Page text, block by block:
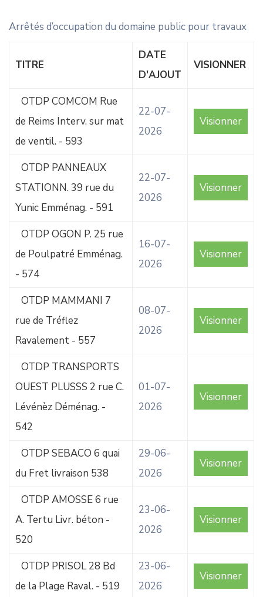
Arrêtés d’occupation du domaine public pour travaux
TITRE
DATE
D'AJOUT
VISIONNER
OTDP COMCOM Rue
de Reims Interv. sur mat
de ventil. - 593
22-07-
2026
Visionner
OTDP PANNEAUX
STATIONN. 39 rue du
Yunic Emménag. - 591
22-07-
2026
Visionner
OTDP OGON P. 25 rue
de Poulpatré Emménag.
- 574
16-07-
2026
Visionner
OTDP MAMMANI 7
rue de Tréflez
Ravalement - 557
08-07-
2026
Visionner
OTDP TRANSPORTS
OUEST PLUSSS 2 rue C.
Lévénèz Déménag. -
542
01-07-
2026
Visionner
OTDP SEBACO 6 quai
du Fret livraison 538
29-06-
2026
Visionner
OTDP AMOSSE 6 rue
A. Tertu Livr. béton -
520
23-06-
2026
Visionner
OTDP PRISOL 28 Bd
de la Plage Raval. - 519
23-06-
2026
Visionner